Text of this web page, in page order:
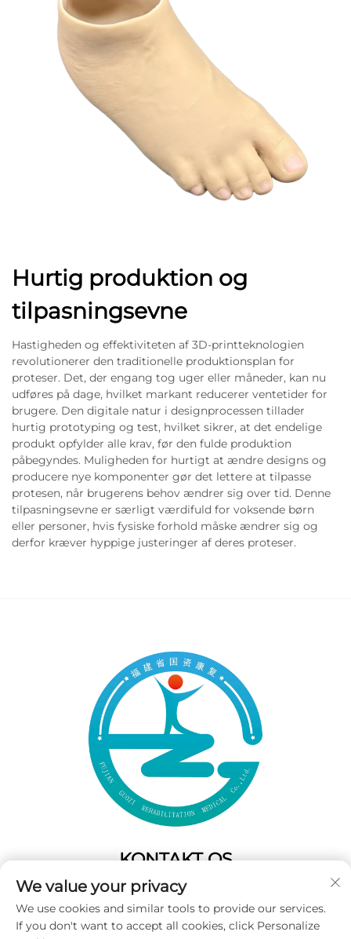
Hurtig produktion og
tilpasningsevne
Hastigheden og effektiviteten af 3D-printteknologien
revolutionerer den traditionelle produktionsplan for
proteser. Det, der engang tog uger eller måneder, kan nu
udføres på dage, hvilket markant reducerer ventetider for
brugere. Den digitale natur i designprocessen tillader
hurtig prototyping og test, hvilket sikrer, at det endelige
produkt opfylder alle krav, før den fulde produktion
påbegyndes. Muligheden for hurtigt at ændre designs og
producere nye komponenter gør det lettere at tilpasse
protesen, når brugerens behov ændrer sig over tid. Denne
tilpasningsevne er særligt værdifuld for voksende børn
eller personer, hvis fysiske forhold måske ændrer sig og
derfor kræver hyppige justeringer af deres proteser.
KONTAKT OS
Add: 50 Gaofeng South Lane,West GateFuzhou,Fujian,Kina
Tel:+86-19859128239
E-mail:
We value your privacy
We use cookies and similar tools to provide our services.
If you don't want to accept all cookies, click Personalize